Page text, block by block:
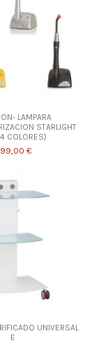
LAMPARA
STARLIGHT
COLORES)
€
UNIVERSAL
E